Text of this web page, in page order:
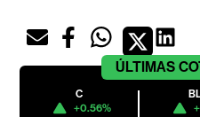
ÚLTIMAS
C
+0.56%